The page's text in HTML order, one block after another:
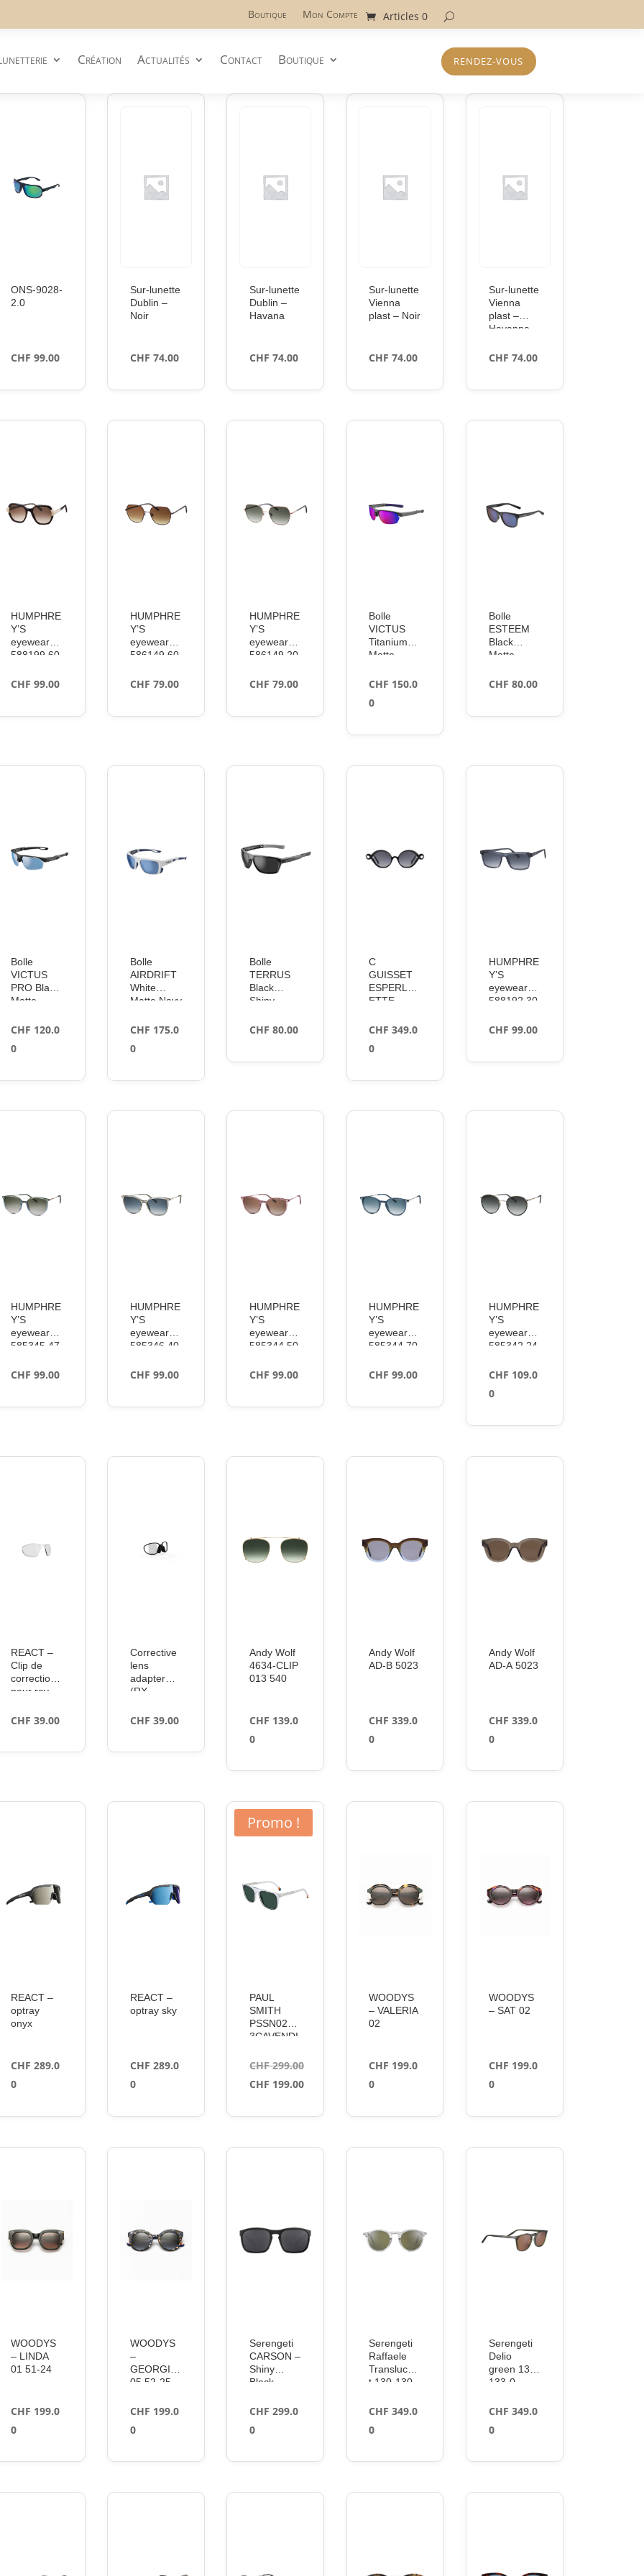
Boutique Mon Compte Articles 0
Création Actualités Contact Boutique RENDEZ-VOUS
ONS-9028-
2.0
CHF 99.00
Sur-lunette
Dublin –
Noir
CHF 74.00
Sur-lunette
Dublin –
Havana
CHF 74.00
Sur-lunette
Vienna
plast – Noir
CHF 74.00
Sur-lunette
Vienna
plast –
Havanna
CHF 74.00
HUMPHRE
Y’S
eyewear
588199 60
CHF 99.00
HUMPHRE
Y’S
eyewear
586149 60
CHF 79.00
HUMPHRE
Y’S
eyewear
586149 20
CHF 79.00
Bolle
VICTUS
Titanium
Matte –
Ultraviolet
CHF 150.0
0
Bolle
ESTEEM
Black
Matte –
CHF 80.00
Bolle
VICTUS
PRO Black
Matte –
CHF 120.0
0
Bolle
AIRDRIFT
White
Matte Navy
Offshore
CHF 175.0
0
Bolle
TERRUS
Black
Shiny –
CHF 80.00
C
GUISSET
ESPERLU
ETTE
NN22 5214
CHF 349.0
0
HUMPHRE
Y’S
eyewear
588192 30
CHF 99.00
HUMPHRE
Y’S
eyewear
585345 47
CHF 99.00
HUMPHRE
Y’S
eyewear
585346 40
CHF 99.00
HUMPHRE
Y’S
eyewear
585344 50
CHF 99.00
HUMPHRE
Y’S
eyewear
585344 70
CHF 99.00
HUMPHRE
Y’S
eyewear
585342 24
CHF 109.0
0
REACT –
Clip de
correction
pour rev
CHF 39.00
Corrective
lens
adapter
(RX
(transpare
CHF 39.00
Andy Wolf
4634-CLIP
013 540
CHF 139.0
0
Andy Wolf
AD-B 5023
CHF 339.0
0
Andy Wolf
AD-A 5023
CHF 339.0
0
REACT –
optray
onyx
CHF 289.0
0
REACT –
optray sky
CHF 289.0
0
Promo !
PAUL
SMITH
PSSN0275
3CAVENDI
5320
CHF299.00
Le
initial
CHF 199.00
prix
WOODYS
– VALERIA
02
CHF 199.0
0
WOODYS
– SAT 02
CHF 199.0
0
WOODYS
– LINDA
01 51-24
CHF 199.0
0
WOODYS
–
GEORGIA
05 52-25
CHF 199.0
0
Serengeti
CARSON –
Shiny
Black –
Polarized
CHF 299.0
0
Serengeti
Raffaele
Translucen
t 130-130-
CHF 349.0
0
Serengeti
Delio
green 133-
133-0
CHF 349.0
0